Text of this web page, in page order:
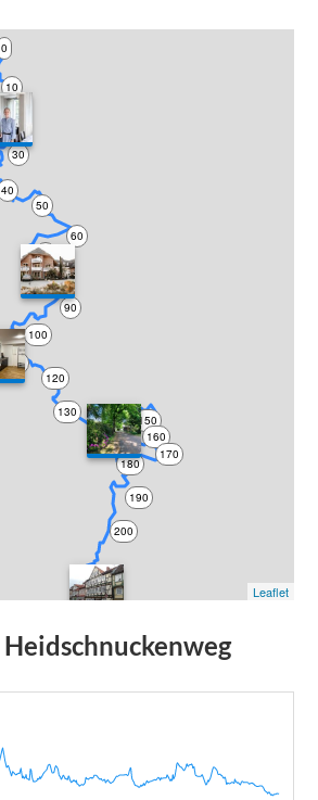
0
10
20
30
40
50
60
70
80
90
100
110
120
130
140
150
160
170
180
190
200
210
220
Leaflet
Heidschnuckenweg